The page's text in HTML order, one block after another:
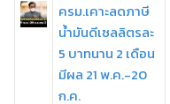
ครม.เคาะลดภาษี
น้ำมันดีเซลลิตรละ
5 บาทนาน 2 เดือน
มีผล 21 พ.ค.-20
ก.ค.